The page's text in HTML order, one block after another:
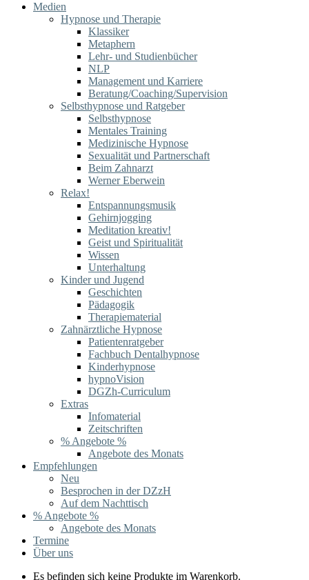
Medien
Hypnose und Therapie
Klassiker
Metaphern
Lehr- und Studienbücher
NLP
Management und Karriere
Beratung/Coaching/Supervision
Selbsthypnose und Ratgeber
Selbsthypnose
Mentales Training
Medizinische Hypnose
Sexualität und Partnerschaft
Beim Zahnarzt
Werner Eberwein
Relax!
Entspannungsmusik
Gehirnjogging
Meditation kreativ!
Geist und Spiritualität
Wissen
Unterhaltung
Kinder und Jugend
Geschichten
Pädagogik
Therapiematerial
Zahnärztliche Hypnose
Patientenratgeber
Fachbuch Dentalhypnose
Kinderhypnose
hypnoVision
DGZh-Curriculum
Extras
Infomaterial
Zeitschriften
% Angebote %
Angebote des Monats
Empfehlungen
Neu
Besprochen in der DZzH
Auf dem Nachttisch
% Angebote %
Angebote des Monats
Termine
Über uns
Es befinden sich keine Produkte im Warenkorb.